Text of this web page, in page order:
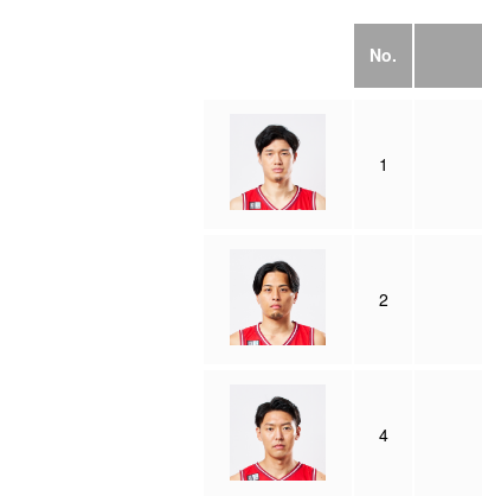
No.
1
2
4